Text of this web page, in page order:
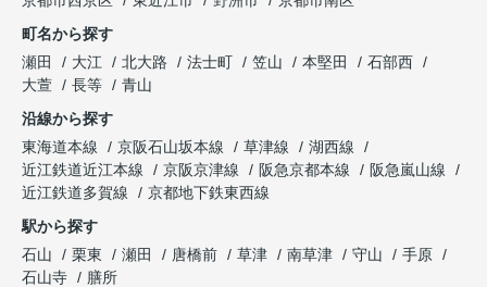
町名から探す
瀬田
大江 北大路 法士町 笠山 本堅田
石部西
大萱
長等
青山
沿線から探す
東海道本線
京阪石山坂本線 草津線
湖西線
近江鉄道近江本線
京阪京津線 阪急京都本線
阪急嵐山線
近江鉄道多賀線
京都地下鉄東西線
駅から探す
石山
栗東 瀬田 唐橋前 草津 南草津 守山
手原
石山寺
膳所